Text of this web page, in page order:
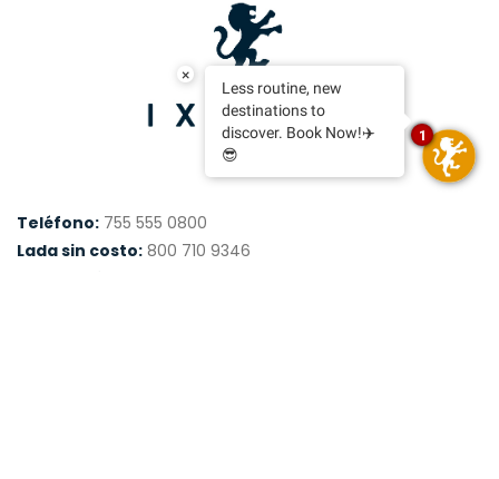
Teléfono: 755 555 0800
Lada sin costo: 800 710 9346
×
Less routine, new
destinations to
discover. Book Now!✈️
😎
1